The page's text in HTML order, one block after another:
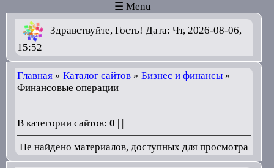
☰ Menu
Здравствуйте, Гость! Дата: Чт, 2026-08-06,
15:52
Главная» Каталог сайтов» Бизнес и финансы»
Финансовые операции
В категории сайтов: 0
Не найдено материалов, доступных для просмотра